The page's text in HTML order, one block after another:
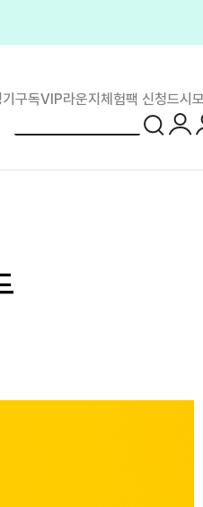
구독VIP라운지 체험팩 신청드시
로그